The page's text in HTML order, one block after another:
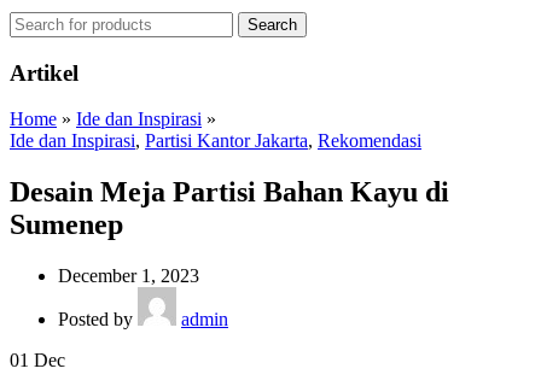
Search
Artikel
Home » Ide dan Inspirasi »
Ide dan Inspirasi, Partisi Kantor Jakarta, Rekomendasi
Desain Meja Partisi Bahan Kayu di
Sumenep
December 1, 2023
Posted by
admin
01 Dec